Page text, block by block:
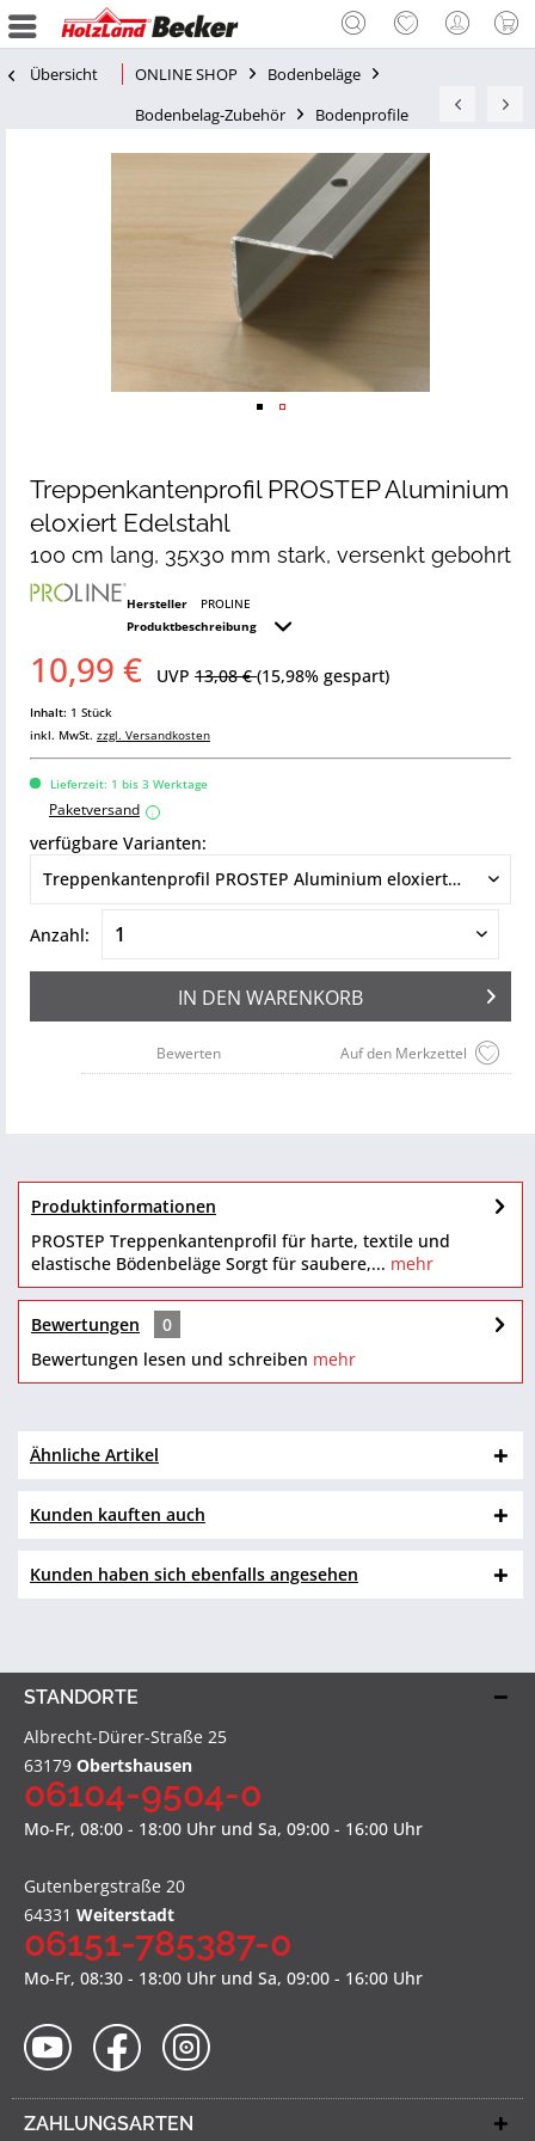
Übersicht ONLINE SHOP
Bodenbeläge
Bodenbelag-Zubehör
Bodenprofile
Treppenkantenprofil PROSTEP Aluminium
eloxiert Edelstahl
100 cm lang, 35x30 mm stark, versenkt gebohrt
Hersteller
PROLINE
Produktbeschreibung
10,99 € UVP 13,08 €(15,98% gespart)
Inhalt: 1 Stück
inkl. MwSt. zzgl. Versandkosten
Lieferzeit: 1 bis 3 Werktage
Paketversand i
verfügbare Varianten:
Anzahl:
IN DEN WARENKORB
Auf den Merkzettel
Bewerten
Produktinformationen
PROSTEP Treppenkantenprofil für harte, textile und
elastische Bödenbeläge Sorgt für saubere,... mehr
Bewertungen
0
Bewertungen lesen und schreiben mehr
Ähnliche Artikel
Kunden kauften auch
Kunden haben sich ebenfalls angesehen
STANDORTE
Albrecht-Dürer-Straße 25
63179 Obertshausen
06104-9504-0
Mo-Fr, 08:00 - 18:00 Uhr und Sa, 09:00 - 16:00 Uhr
Gutenbergstraße 20
64331 Weiterstadt
06151-785387-0
Mo-Fr, 08:30 - 18:00 Uhr und Sa, 09:00 - 16:00 Uhr
ZAHLUNGSARTEN